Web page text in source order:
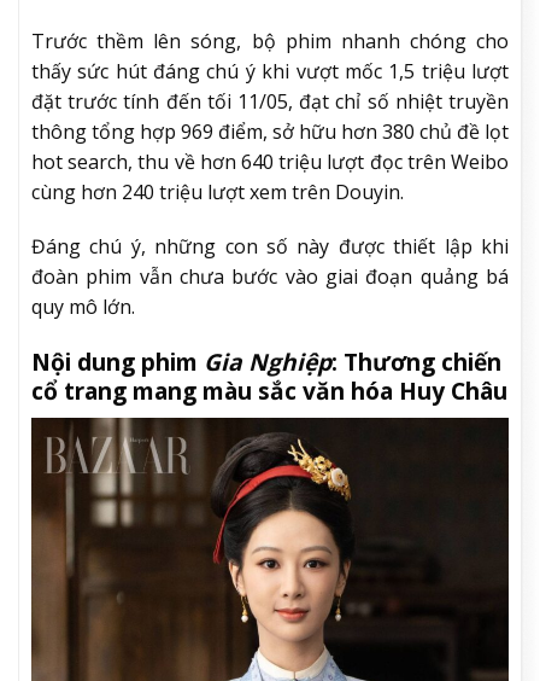
Trước thềm lên sóng, bộ phim nhanh chóng cho
thấy sức hút đáng chú ý khi vượt mốc 1,5 triệu lượt
đặt trước tính đến tối 11/05, đạt chỉ số nhiệt truyền
thông tổng hợp 969 điểm, sở hữu hơn 380 chủ đề lọt
hot search, thu về hơn 640 triệu lượt đọc trên Weibo
cùng hơn 240 triệu lượt xem trên Douyin.
Đáng chú ý, những con số này được thiết lập khi
đoàn phim vẫn chưa bước vào giai đoạn quảng bá
quy mô lớn.
Nội dung phim Gia Nghiệp: Thương chiến
cổ trang mang màu sắc văn hóa Huy Châu